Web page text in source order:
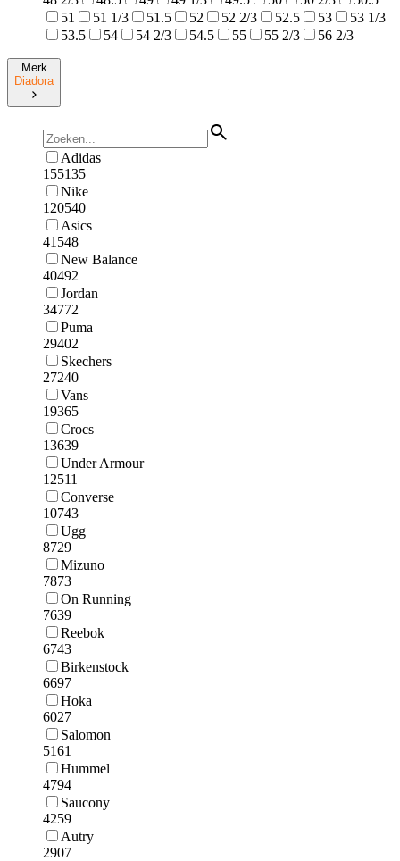
51
51 1/3 51.5 52 52 2/3 52.5 53
53 1/3
53.5
54 54 2/3 54.5 55 55 2/3 56 2/3
Merk
Diadora
Adidas
155135
Nike
120540
Asics
41548
New Balance
40492
Jordan
34772
Puma
29402
Skechers
27240
Vans
19365
Crocs
13639
Under Armour
12511
Converse
10743
Ugg
8729
Mizuno
7873
On Running
7639
Reebok
6743
Birkenstock
6697
Hoka
6027
Salomon
5161
Hummel
4794
Saucony
4259
Autry
2907